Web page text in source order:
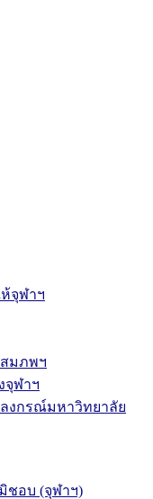
จุฬาฯ
มภพฯ
จุฬาฯ
งกรณ์มหาวิทยาลัย
ชอบ (จุฬาฯ)